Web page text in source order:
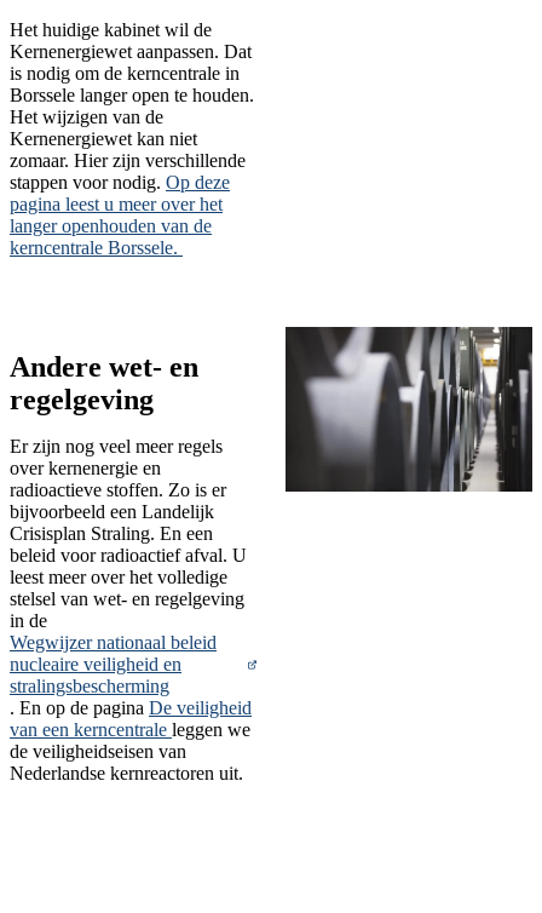
Het huidige kabinet wil de
Kernenergiewet aanpassen. Dat
is nodig om de kerncentrale in
Borssele langer open te houden.
Het wijzigen van de
Kernenergiewet kan niet
zomaar. Hier zijn verschillende
stappen voor nodig. Op deze
pagina leest u meer over het
langer openhouden van de
kerncentrale Borssele.
Andere wet- en
regelgeving
Er zijn nog veel meer regels
over kernenergie en
radioactieve stoffen. Zo is er
bijvoorbeeld een Landelijk
Crisisplan Straling. En een
beleid voor radioactief afval. U
leest meer over het volledige
stelsel van wet- en regelgeving
in de
Wegwijzer nationaal beleid
nucleaire veiligheid en
stralingsbescherming
. En op de pagina De veiligheid
van een kerncentrale leggen we
de veiligheidseisen van
Nederlandse kernreactoren uit.